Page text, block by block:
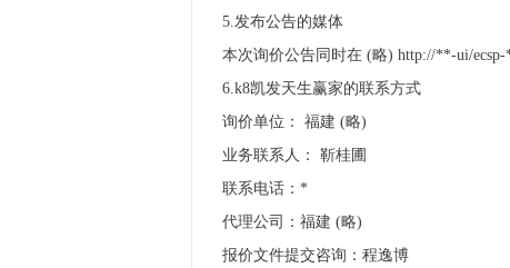
5.发布公告的媒体
本次询价公告同时在 (略) http://**-ui/
6.k8凯发天生赢家的联系方式
询价单位： 福建 (略)
业务联系人： 靳桂圃
联系电话：*
代理公司：福建 (略)
报价文件提交咨询：程逸博